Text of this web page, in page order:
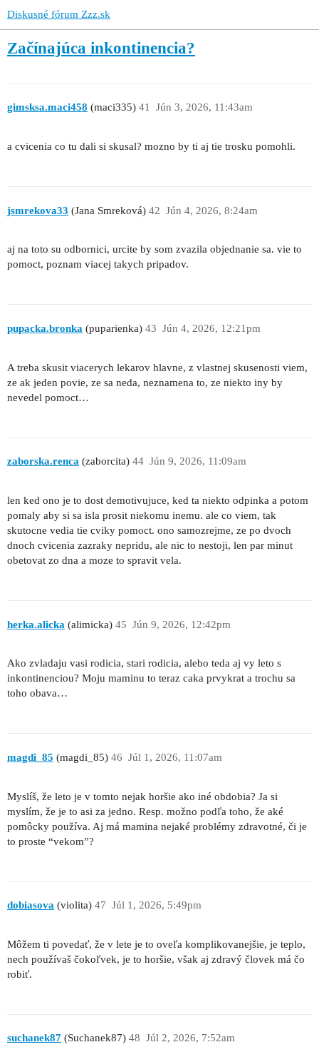
Diskusné fórum Zzz.sk
Začínajúca inkontinencia?
gimsksa.maci458 (maci335) Jún 3, 2026, 11:43am
41
a cvicenia co tu dali si skusal? mozno by ti aj tie trosku pomohli.
jsmrekova33 (Jana Smreková) Jún 4, 2026, 8:24am
42
aj na toto su odbornici, urcite by som zvazila objednanie sa. vie to
pomoct, poznam viacej takych pripadov.
pupacka.bronka (puparienka) Jún 4, 2026, 12:21pm
43
A treba skusit viacerych lekarov hlavne, z vlastnej skusenosti viem,
ze ak jeden povie, ze sa neda, neznamena to, ze niekto iny by
nevedel pomoct…
zaborska.renca (zaborcita) Jún 9, 2026, 11:09am
44
len ked ono je to dost demotivujuce, ked ta niekto odpinka a potom
pomaly aby si sa isla prosit niekomu inemu. ale co viem, tak
skutocne vedia tie cviky pomoct. ono samozrejme, ze po dvoch
dnoch cvicenia zazraky nepridu, ale nic to nestoji, len par minut
obetovat zo dna a moze to spravit vela.
herka.alicka (alimicka) Jún 9, 2026, 12:42pm
45
Ako zvladaju vasi rodicia, stari rodicia, alebo teda aj vy leto s
inkontinenciou? Moju maminu to teraz caka prvykrat a trochu sa
toho obava…
magdi_85 (magdi_85) Júl 1, 2026, 11:07am
46
Myslíš, že leto je v tomto nejak horšie ako iné obdobia? Ja si
myslím, že je to asi za jedno. Resp. možno podľa toho, že aké
pomôcky používa. Aj má mamina nejaké problémy zdravotné, či je
to proste “vekom”?
dobiasova (violita) Júl 1, 2026, 5:49pm
47
Môžem ti povedať, že v lete je to oveľa komplikovanejšie, je teplo,
nech používaš čokoľvek, je to horšie, však aj zdravý človek má čo
robiť.
suchanek87 (Suchanek87) Júl 2, 2026, 7:52am
48